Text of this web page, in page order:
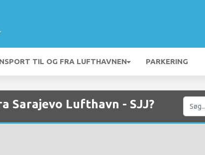
TIL OG FRA LUFTHAVNEN PARKERING
Sarajevo Lufthavn - SJJ?